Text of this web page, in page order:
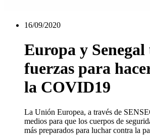
16/09/2020
Europa y Senegal
fuerzas para
la COVID19
La Unión Europea, a través de
medios para que los cuerpos de
más preparados para luchar contra la